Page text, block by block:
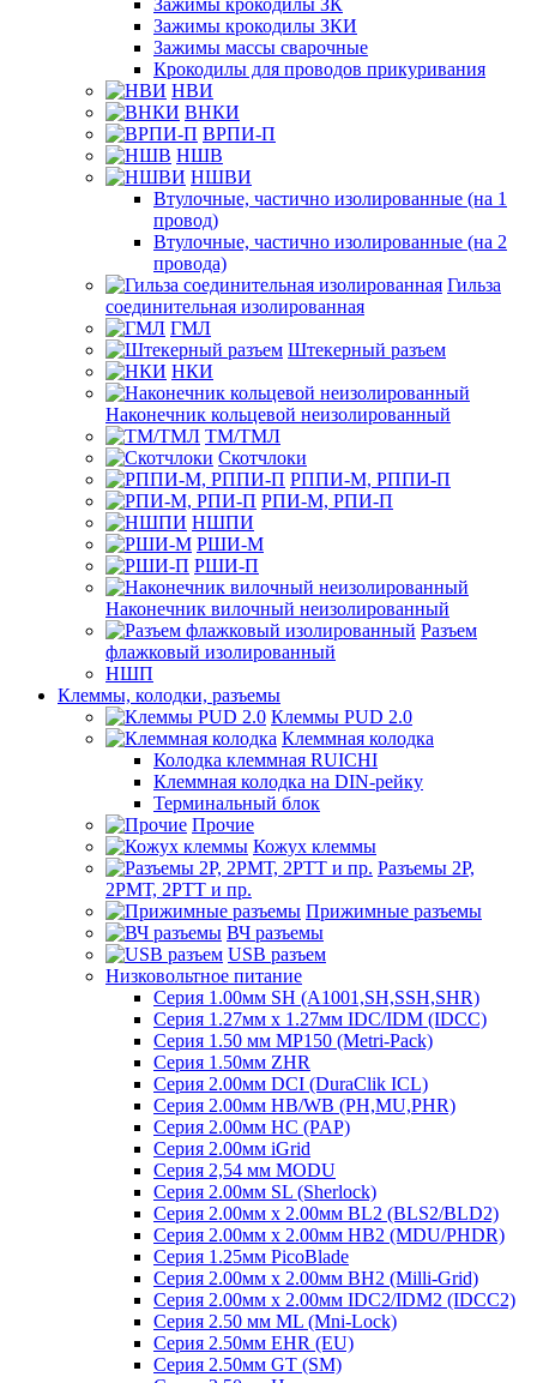
Зажимы крокодилы ЗК
Зажимы крокодилы ЗКИ
Зажимы массы сварочные
Крокодилы для проводов прикуривания
НВИ
ВНКИ
ВРПИ-П
НШВ
НШВИ
Втулочные, частично изолированные (на 1
провод)
Втулочные, частично изолированные (на 2
провода)
Гильза
соединительная изолированная
ГМЛ
Штекерный разъем
НКИ
Наконечник кольцевой неизолированный
ТМ/ТМЛ
Скотчлоки
РППИ-М, РППИ-П
РПИ-М, РПИ-П
НШПИ
РШИ-М
РШИ-П
Наконечник вилочный неизолированный
Разъем
флажковый изолированный
НШП
Клеммы, колодки, разъемы
Клеммы PUD 2.0
Клеммная колодка
Колодка клеммная RUICHI
Клеммная колодка на DIN-рейку
Терминальный блок
Прочие
Кожух клеммы
Разъемы 2Р,
2РМТ, 2РТТ и пр.
Прижимные разъемы
ВЧ разъемы
USB разъем
Низковольтное питание
Серия 1.00мм SH (A1001,SH,SSH,SHR)
Серия 1.27мм x 1.27мм IDC/IDM (IDCC)
Серия 1.50 мм MP150 (Metri-Pack)
Серия 1.50мм ZHR
Серия 2.00мм DCI (DuraClik ICL)
Серия 2.00мм HB/WB (PH,MU,PHR)
Серия 2.00мм HC (PAP)
Серия 2.00мм iGrid
Серия 2,54 мм MODU
Серия 2.00мм SL (Sherlock)
Серия 2.00мм x 2.00мм BL2 (BLS2/BLD2)
Серия 2.00мм x 2.00мм HB2 (MDU/PHDR)
Серия 1.25мм PicoBlade
Серия 2.00мм х 2.00мм BH2 (Milli-Grid)
Серия 2.00мм х 2.00мм IDC2/IDM2 (IDCC2)
Серия 2.50 мм ML (Mni-Lock)
Серия 2.50мм EHR (EU)
Серия 2.50мм GT (SM)